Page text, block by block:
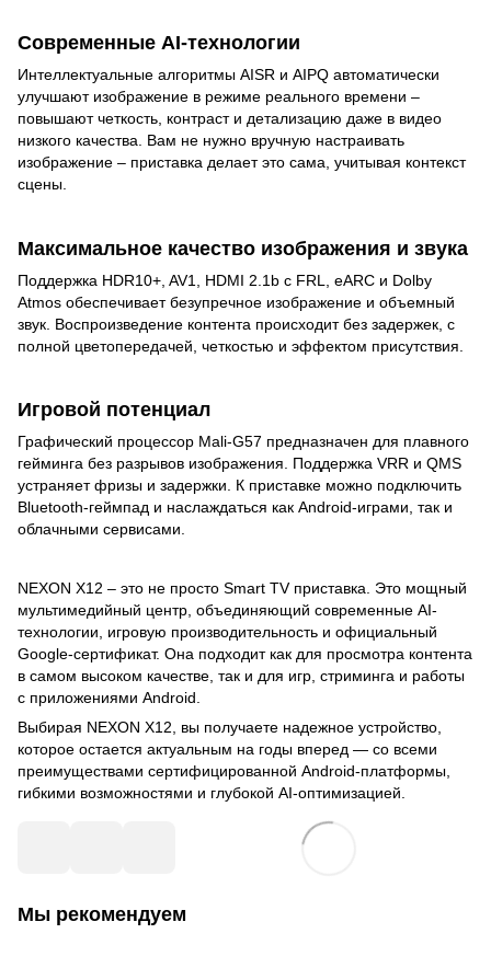
Современные AI-технологии
Интеллектуальные алгоритмы AISR и AIPQ автоматически
улучшают изображение в режиме реального времени –
повышают четкость, контраст и детализацию даже в видео
низкого качества. Вам не нужно вручную настраивать
изображение – приставка делает это сама, учитывая контекст
сцены.
Максимальное качество изображения и звука
Поддержка HDR10+, AV1, HDMI 2.1b с FRL, eARC и Dolby
Atmos обеспечивает безупречное изображение и объемный
звук. Воспроизведение контента происходит без задержек, с
полной цветопередачей, четкостью и эффектом присутствия.
Игровой потенциал
Графический процессор Mali-G57 предназначен для плавного
гейминга без разрывов изображения. Поддержка VRR и QMS
устраняет фризы и задержки. К приставке можно подключить
Bluetooth-геймпад и наслаждаться как Android-играми, так и
облачными сервисами.
NEXON X12 – это не просто Smart TV приставка. Это мощный
мультимедийный центр, объединяющий современные AI-
технологии, игровую производительность и официальный
Google-сертификат. Она подходит как для просмотра контента
в самом высоком качестве, так и для игр, стриминга и работы
с приложениями Android.
Выбирая NEXON X12, вы получаете надежное устройство,
которое остается актуальным на годы вперед — со всеми
преимуществами сертифицированной Android-платформы,
гибкими возможностями и глубокой AI-оптимизацией.
Мы рекомендуем